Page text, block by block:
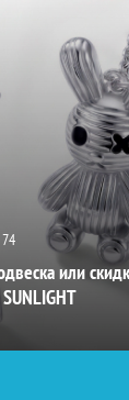
74
или